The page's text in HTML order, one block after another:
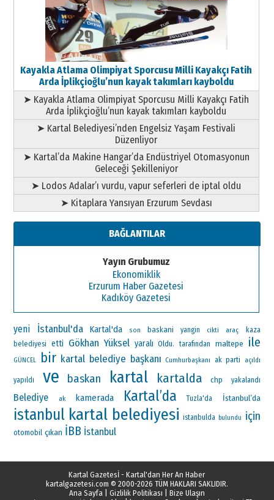
Kayakla Atlama Olimpiyat Sporcusu Milli Kayakçı Fatih
Arda İplikçioğlu’nun kayak takımları kayboldu
➤ Kayakla Atlama Olimpiyat Sporcusu Milli Kayakçı Fatih
Arda İplikçioğlu’nun kayak takımları kayboldu
➤ Kartal Belediyesi’nden Engelsiz Yaşam Festivali
Düzenliyor
➤ Kartal’da Makine Hangar’da Endüstriyel Otomasyonun
Geleceği Şekilleniyor
➤ Lodos Adalar’ı vurdu, vapur seferleri de iptal oldu
➤ Kitaplara Yansıyan Erzurum Sevdası
BAĞLANTILAR
Yayın Grubumuz
Ekonomiklik
Erzurum Haber Gazetesi
Kadıköy Gazetesi
yeni İstanbul'da Kartal'da son baskani yangin cikti araç
kaza
belediyesi
etti Gökhan Yüksel yaralı Oldu. tarafından maltepe ile
GÜNCEL bir kartal belediye başkanı Cumhurbaşkanı ak parti açıldı
yapıldı ve baskan kartal kartalda chp yakalandı
Belediye ak kamerada Kartal’da Tuzla'da İstanbul’da
istanbul kartal belediyesi istanbulda bulundu için
otomobil çıkan İBB İstanbul
Kartal Gazetesİ - Kartal'dan Her An Haber
kartalgazetesi.com © 2000-2026 TÜM HAKLARI SAKLIDIR.
Ana Sayfa
Gizlilik Politikası
Bize Ulaşın